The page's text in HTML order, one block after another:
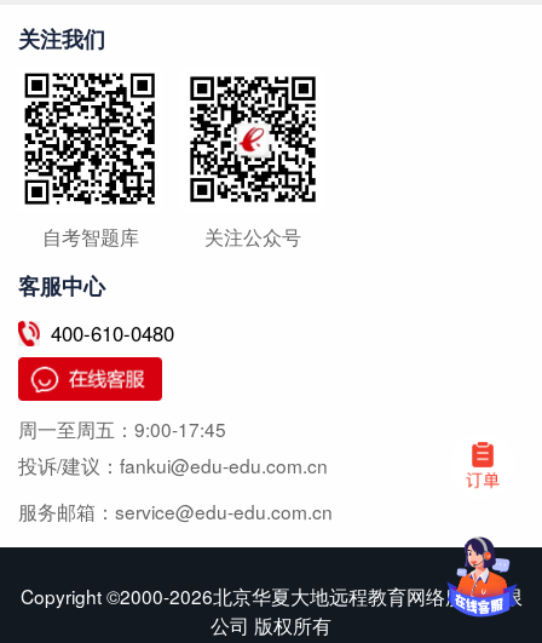
关注我们
自考智题库 关注公众号
客服中心
400-610-0480
周一至周五： 9:00-17:45
投诉/建议： fankui@edu-edu.com.cn
服务邮箱： service@edu-edu.com.cn
Copyright ©2000-2026北京华夏大地远程教育网络服务有限
公司 版权所有